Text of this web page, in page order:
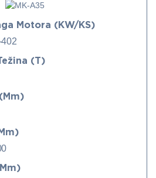
Motora (KW/KS)
(t)